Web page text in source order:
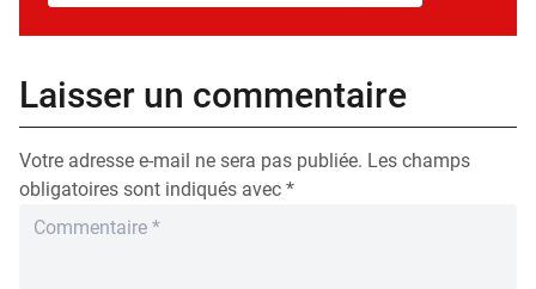
Laisser un commentaire
Votre adresse e-mail ne sera pas publiée. Les champs
obligatoires sont indiqués avec *